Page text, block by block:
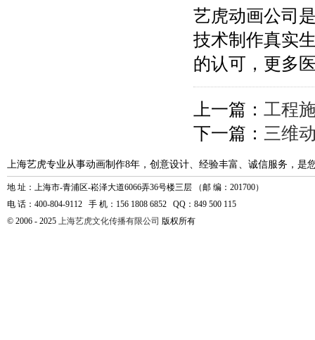
艺虎动画公司
技术制作真实
的认可，更多
上一篇： 工程
下一篇： 三维
上海艺虎专业从事动画制作8年，创意设计、经验丰富、诚信服务，是
地 址：上海市-青浦区-崧泽大道6066弄36号楼三层 （邮 编：201700）
电 话：400-804-9112 手 机：156 1808 6852 QQ：849 500 115
© 2006 - 2025 上海艺虎文化传播有限公司 版权所有